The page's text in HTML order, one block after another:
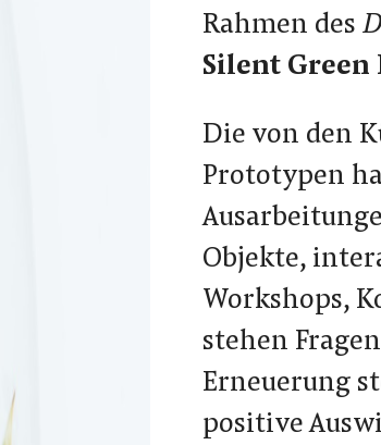
Rahmen des
Silent
Die von den
Prototypen
Objekte,
Workshops,
stehen
Erneuerung
positive